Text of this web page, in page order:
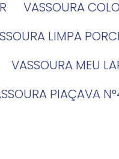
VASSOURA
LIMPA
VASSOURA MEU
PIAÇAVA